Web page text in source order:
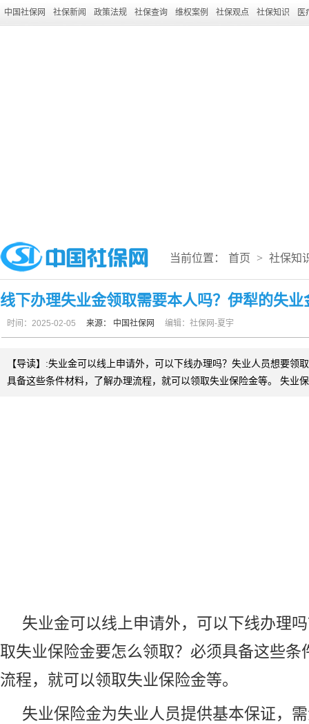
中国社保网 社保新闻 政策法规 社保查询 维权案例 社保观点 社保知识 医
当前位置： 首页 > 社保知
线下办理失业金领取需要本人吗？伊犁的失业
时间：2025-02-05 来源： 中国社保网 编辑：社保网-夏宇
【导读】:失业金可以线上申请外，可以下线办理吗？失业人员想要领
具备这些条件材料，了解办理流程，就可以领取失业保险金等。 失业
失业金可以线上申请外，可以下线办理
取失业保险金要怎么领取？必须具备这些条
流程，就可以领取失业保险金等。
失业保险金为失业人员提供基本保证，